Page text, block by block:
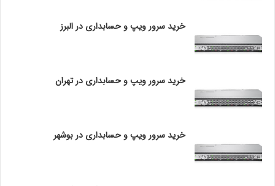
روترها برای شبکه‌های تجاری و اینترنت
مدارس و مراکز تجاری مورد استفاده قرار می گرفتند و مدیران
بایستی هزاران دلار برای هر کدام صرف می کردند، هم چنین
راه اندازی و مدیریت آن ها، نیازمند آموزش فنی ویژه ای
روتر های شبکه به عنوان بزرگ ترین و قدرتمند ترین ستون
خرید سرور ویپ و حسابداری در البرز
خرید سرور ویپ و حسابداری در تهران
خرید سرور ویپ و حسابداری در بوشهر